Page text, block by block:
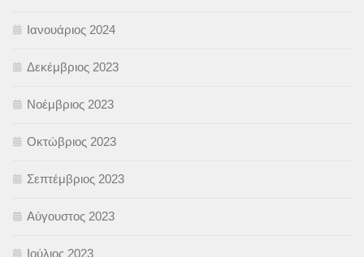
Ιανουάριος 2024
Δεκέμβριος 2023
Νοέμβριος 2023
Οκτώβριος 2023
Σεπτέμβριος 2023
Αύγουστος 2023
Ιούλιος 2023